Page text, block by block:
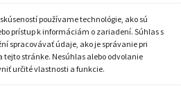
používame technológie, ako sú
prístup k informáciám o zariadení. Súhlas s
spracovávať údaje, ako je správanie pri
tejto stránke. Nesúhlas alebo odvolanie
určité vlastnosti a funkcie.
ochrany súkromia